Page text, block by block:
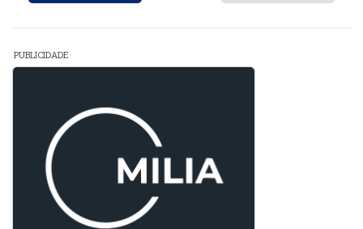
PUBLICIDADE